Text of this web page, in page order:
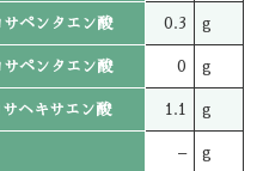
ペンタエン酸 0.3 g
ペンタエン酸 0 g
ヘキサエン酸 1.1 g
– g